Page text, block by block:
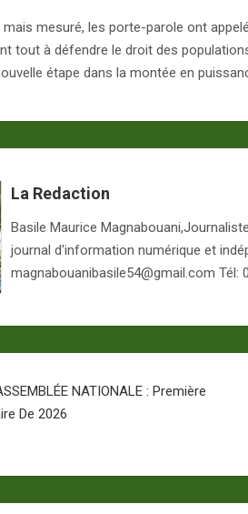
mesuré, les porte-parole ont
tout à défendre le droit des
étape dans la montée en
La Redaction
Basile Maurice
journal d'information numérique et
magnabouanibasile54@gmail.com Tél:
NATIONALE : Première
De 2026